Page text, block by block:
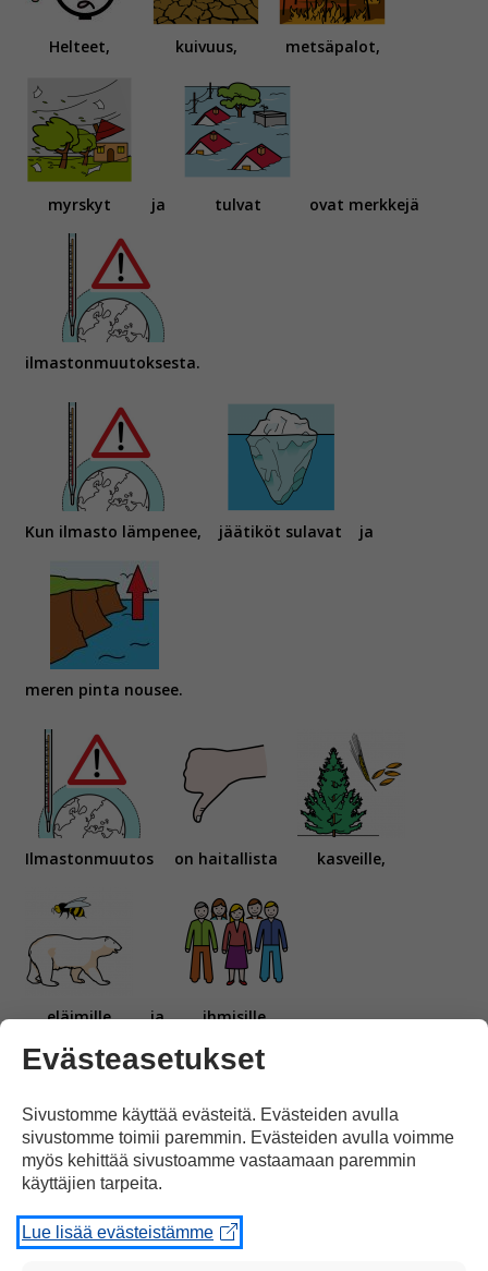
Helteet, kuivuus, metsäpalot,
myrskyt ja tulvat ovat merkkejä
ilmastonmuutoksesta.
Kun ilmasto lämpenee, jäätiköt sulavat ja
meren pinta nousee.
Ilmastonmuutos on haitallista kasveille,
eläimille ja ihmisille.
Ilmansaasteet ja
Evästeasetukset
Sivustomme käyttää evästeitä. Evästeiden avulla
sivustomme toimii paremmin. Evästeiden avulla voimme
myös kehittää sivustoamme vastaamaan paremmin
käyttäjien tarpeita.
Lue lisää evästeistämme